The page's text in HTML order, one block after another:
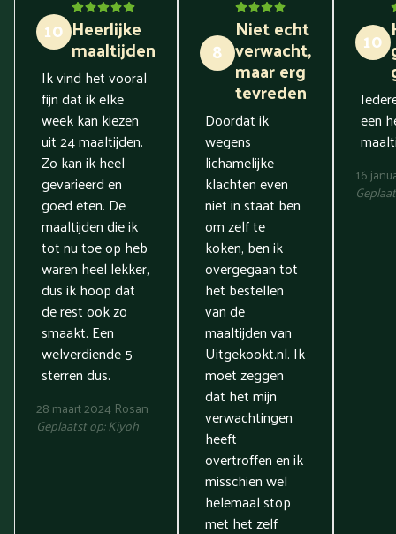
10 Heerlijke
maaltijden
Ik vind het vooral
fijn dat ik elke
week kan kiezen
uit 24 maaltijden.
Zo kan ik heel
gevarieerd en
goed eten. De
maaltijden die ik
tot nu toe op heb
waren heel lekker,
dus ik hoop dat
de rest ook zo
smaakt. Een
welverdiende 5
sterren dus.
28 maart 2024 Rosan
Geplaatst op:Kiyoh
8
Niet echt
verwacht,
maar erg
tevreden
Doordat ik
wegens
lichamelijke
klachten even
niet in staat ben
om zelf te
koken, ben ik
overgegaan tot
het bestellen
van de
maaltijden van
Uitgekookt.nl. Ik
moet zeggen
dat het mijn
verwachtingen
heeft
overtroffen en ik
misschien wel
helemaal stop
met het zelf
10
een
16